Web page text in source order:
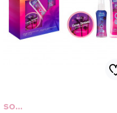
SO...